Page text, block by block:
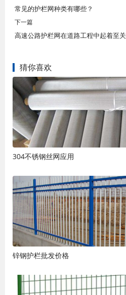
常见的护栏网种类有哪些？
下一篇
高速公路护栏网在道路工程中起着至
猜你喜欢
304不锈钢丝网应用
锌钢护栏批发价格